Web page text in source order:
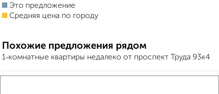
Это предложение
Средняя цена по городу
Похожие предложения рядом
1‑комнатные квартиры недалеко от проспект Труда 93к4